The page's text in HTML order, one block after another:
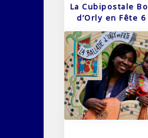
La Cubipostale
d’Orly en Fête